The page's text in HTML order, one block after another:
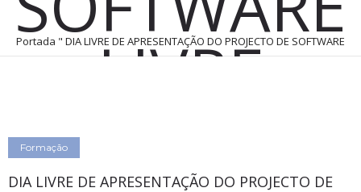
LIVRE
GISWATER.
2 de Janeiro, 2018 por Administracion Software 0 Comentários
Portada " DIA LIVRE DE APRESENTAÇÃO DO PROJECTO DE SOFTWARE
Formação
DIA LIVRE DE APRESENTAÇÃO DO PROJECTO DE